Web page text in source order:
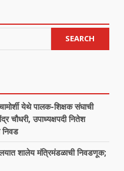
SEARCH
येथे पालक-शिक्षक संघाची
चौधरी, उपाध्यक्षपदी नितेश
निवड
शालेय मंत्रिमंडळाची निवडणूक;